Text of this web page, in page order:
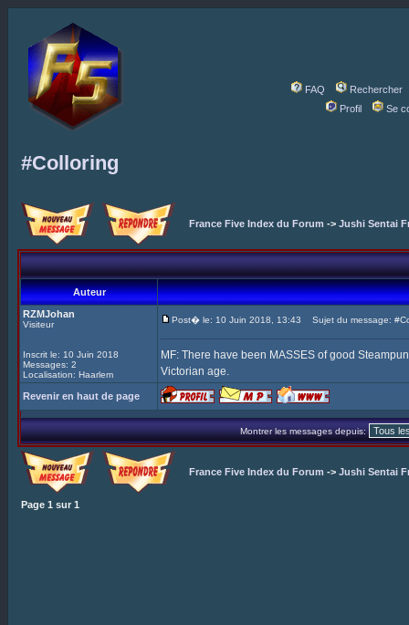
FAQ
Rechercher
Profil
Se
#Colloring
France Five Index du Forum -> Jushi Sentai
Auteur
RZMJohan
Visiteur
Inscrit le: 10 Juin 2018
Messages: 2
Localisation: Haarlem
Post� le: 10 Juin 2018, 13:43 Sujet du message:
MF: There have been MASSES of good
Victorian age.
Revenir en haut de page
Montrer les messages depuis:
France Five Index du Forum -> Jushi Sentai
Page 1 sur 1